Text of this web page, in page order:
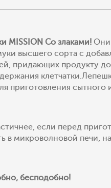
MISSION Со злаками!Они
высшего сорта с
придающих продукту
приготовления сытного
если перед
в микроволновой печи,
бесподобно!